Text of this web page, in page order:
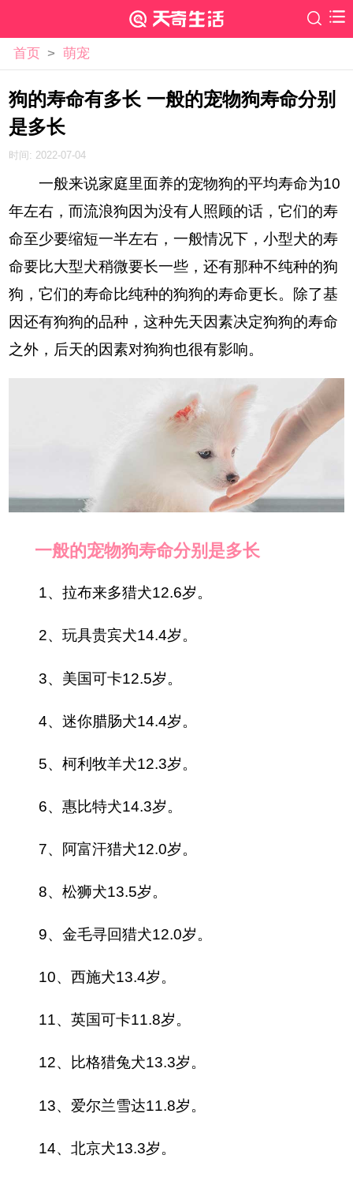
首页 > 萌宠
狗的寿命有多长 一般的宠物狗寿命分别
是多长
时间: 2022-07-04
一般来说家庭里面养的宠物狗的平均寿命为10
年左右，而流浪狗因为没有人照顾的话，它们的寿
命至少要缩短一半左右，一般情况下，小型犬的寿
命要比大型犬稍微要长一些，还有那种不纯种的狗
狗，它们的寿命比纯种的狗狗的寿命更长。除了基
因还有狗狗的品种，这种先天因素决定狗狗的寿命
之外，后天的因素对狗狗也很有影响。
一般的宠物狗寿命分别是多长
1、拉布来多猎犬12.6岁。
2、玩具贵宾犬14.4岁。
3、美国可卡12.5岁。
4、迷你腊肠犬14.4岁。
5、柯利牧羊犬12.3岁。
6、惠比特犬14.3岁。
7、阿富汗猎犬12.0岁。
8、松狮犬13.5岁。
9、金毛寻回猎犬12.0岁。
10、西施犬13.4岁。
11、英国可卡11.8岁。
12、比格猎兔犬13.3岁。
13、爱尔兰雪达11.8岁。
14、北京犬13.3岁。